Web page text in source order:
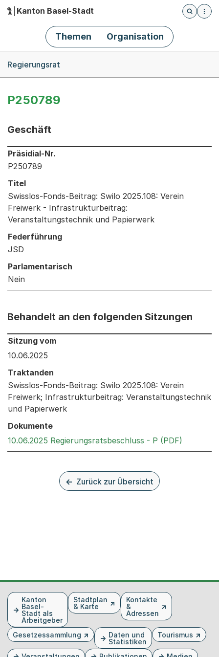
Hauptnavigation
Kanton Basel-Stadt
Öffnet
Themen Organisation
Regierungsrat
P250789
Geschäft
Informationen zum Ausgewählten Geschäft
Präsidial-Nr.
P250789
Titel
Swisslos-Fonds-Beitrag: Swilo 2025.108: Verein
Freiwerk - Infrastrukturbeitrag:
Veranstaltungstechnik und Papierwerk
Federführung
JSD
Parlamentarisch
Nein
Behandelt an den folgenden Sitzungen
Behandelt an den folgenden Sitzungen: Informationen
Sitzung vom
10.06.2025
Traktanden
Swisslos-Fonds-Beitrag: Swilo 2025.108: Verein
Freiwerk; Infrastrukturbeitrag: Veranstaltungstechnik
und Papierwerk
Dokumente
10.06.2025 Regierungsratsbeschluss - P (PDF)
Zurück zur Übersicht
FusszeileKanton
Basel-
Stadt als
Arbeitgeber
Stadtplan
& Karte
Kontakte
&
Adressen
Gesetzessammlung
Daten und
Statistiken
Tourismus